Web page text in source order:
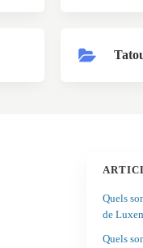
Quels
de
Quels